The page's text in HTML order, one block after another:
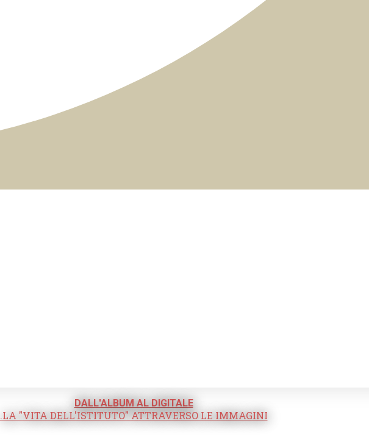
DALL'ALBUM AL DIGITALE
.LA "VITA DELL'ISTITUTO" ATTRAVERSO LE IMMAGINI